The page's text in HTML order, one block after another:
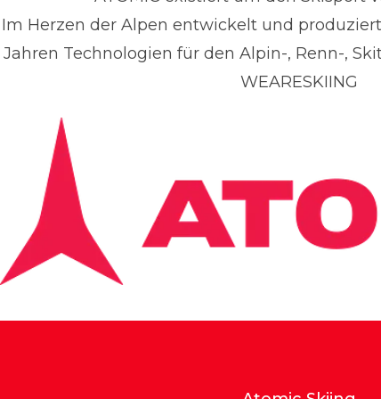
Im Herzen der Alpen entwickelt und
Jahren Technologien für den Alpin-, Renn-,
WEARESKIING